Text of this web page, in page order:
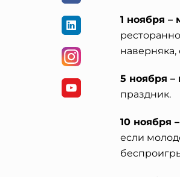
1 ноября
5 ноября
праздник.
10 ноября
если